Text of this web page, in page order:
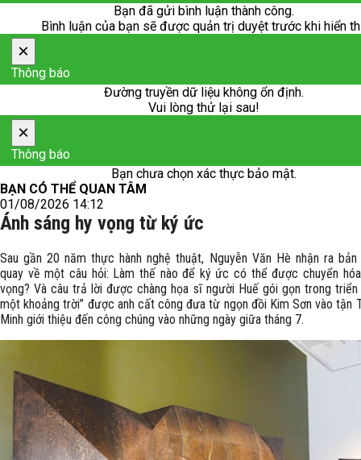
Bạn đã gửi bình luận thành công.
Bình luận của bạn sẽ được quản trị duyệt trước khi hiển
×
Thông báo
Đường truyền dữ liệu không ổn định.
Vui lòng thử lại sau!
×
Thông báo
Bạn chưa chọn xác thực bảo mật.
BẠN CÓ THỂ QUAN TÂM
01/08/2026 14:12
Ánh sáng hy vọng từ ký ức
Sau gần 20 năm thực hành nghệ thuật, Nguyễn Văn Hè nhận ra bản
quay về một câu hỏi: Làm thế nào để ký ức có thể được chuyển
vọng? Và câu trả lời được chàng họa sĩ người Huế gói gọn trong triển
một khoảng trời” được anh cất công đưa từ ngọn đồi Kim Sơn vào tận
Minh giới thiệu đến công chúng vào những ngày giữa tháng 7.